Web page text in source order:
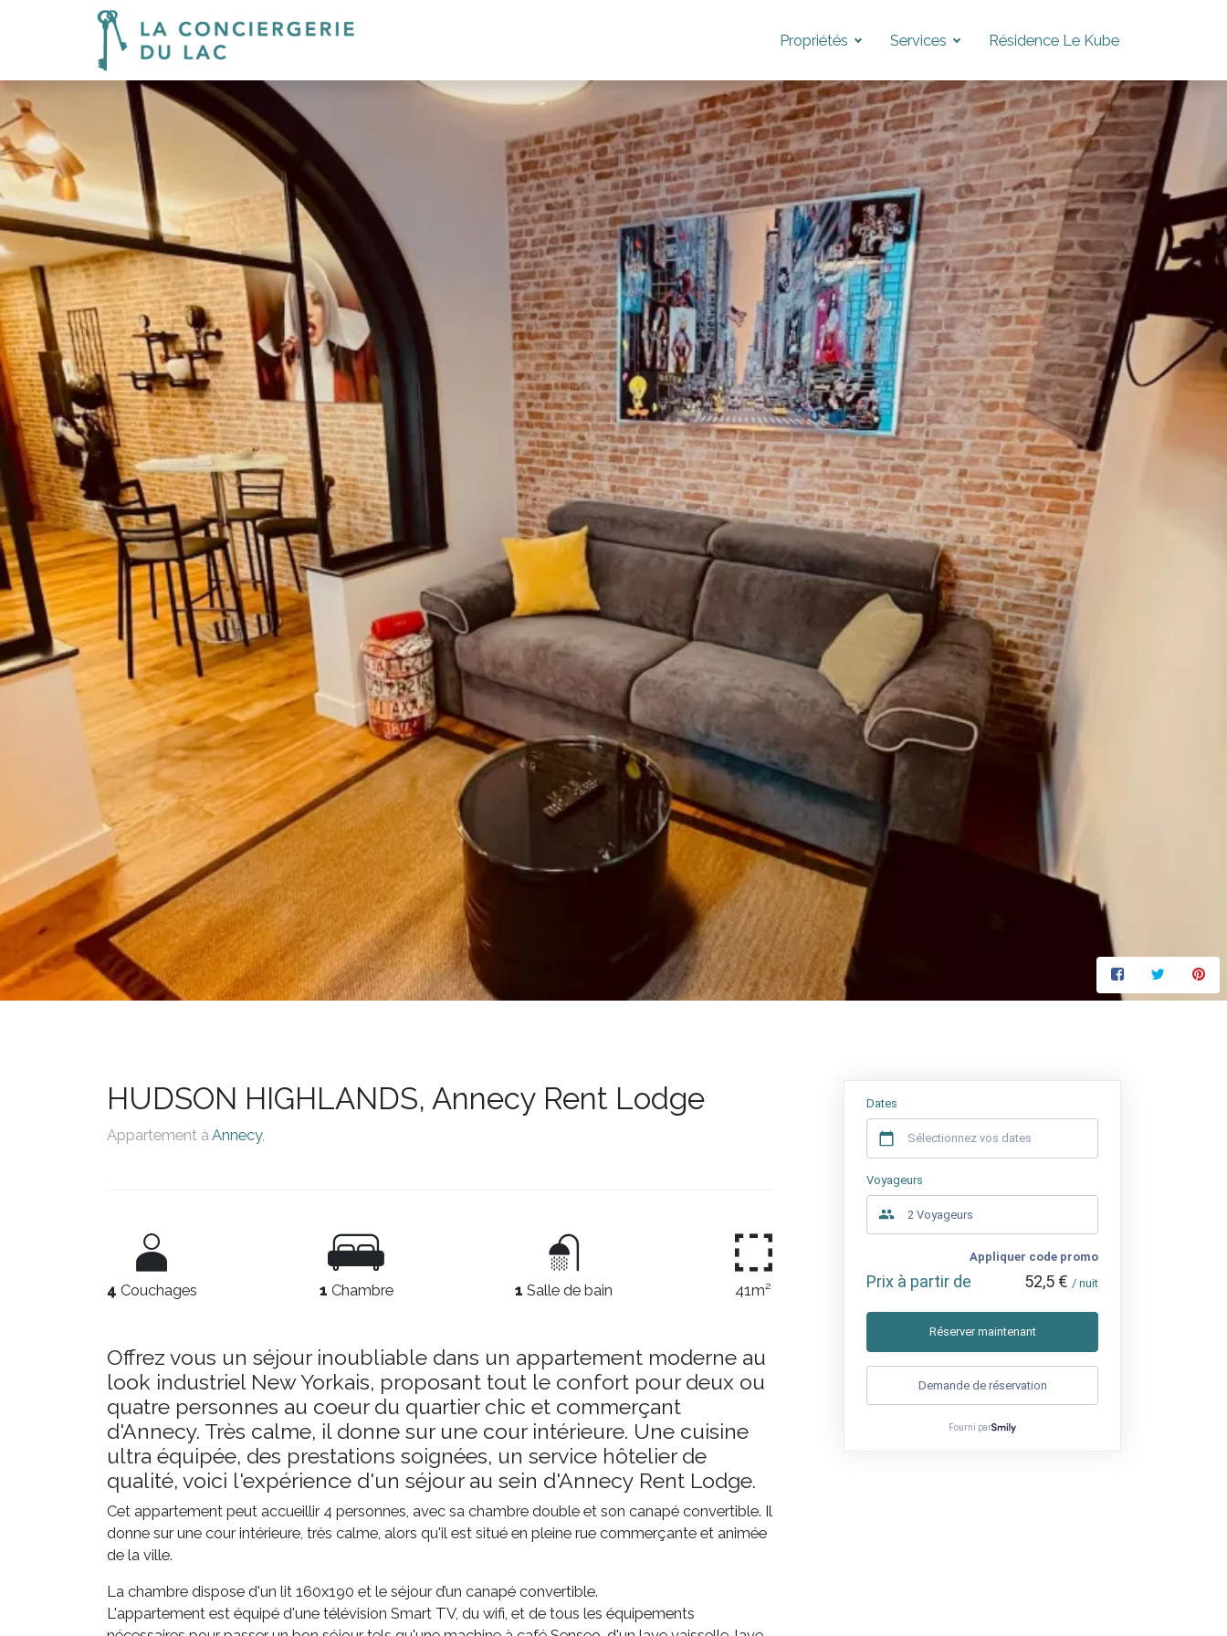
Propriétés Services Résidence Le Kube
HUDSON HIGHLANDS, Annecy Rent Lodge
Appartement àAnnecy,
4 Couchages 1 Chambre 1 Salle de bain 41m²
Offrez vous un séjour inoubliable dans un appartement moderne au
look industriel New Yorkais, proposant tout le confort pour deux ou
quatre personnes au coeur du quartier chic et commerçant
d'Annecy. Très calme, il donne sur une cour intérieure. Une cuisine
ultra équipée, des prestations soignées, un service hôtelier de
qualité, voici l'expérience d'un séjour au sein d'Annecy Rent Lodge.
Cet appartement peut accueillir 4 personnes, avec sa chambre double et son canapé convertible. Il
donne sur une cour intérieure, très calme, alors qu'il est situé en pleine rue commerçante et animée
de la ville.
La chambre dispose d'un lit 160x190 et le séjour d’un canapé convertible.
L'appartement est équipé d'une télévision Smart TV, du wifi, et de tous les équipements
Dates
Voyageurs
Appliquer code promo
Prix à partir de 52,5 € / nuit
Réserver maintenant
Demande de réservation
Fourni par